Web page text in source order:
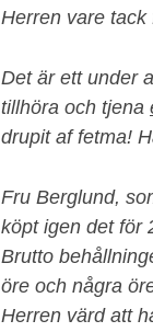
Herren vare
Det är ett under
tillhöra och tjena
drupit af fetma!
Fru Berglund,
köpt igen det för
Brutto
öre och några
Herren värd att